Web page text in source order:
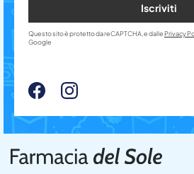
Iscriviti
Questo sito è protetto da reCAPTCHA, e dalle Privacy
Google